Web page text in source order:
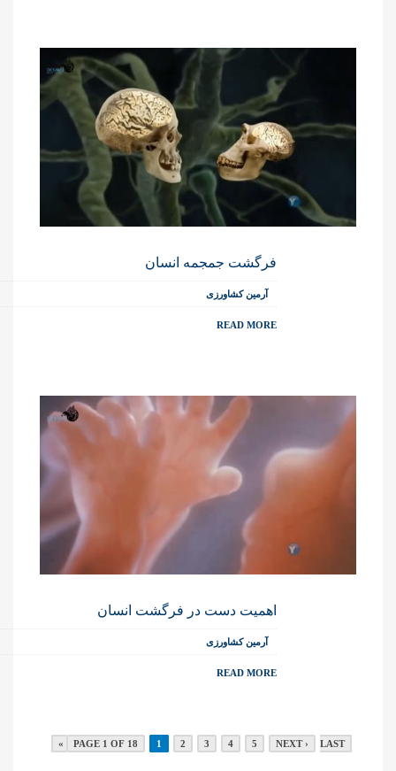
فرگشت جمجمه انسان
آرمین کشاورزی
READ MORE
اهمیت دست در فرگشت انسان
آرمین کشاورزی
READ MORE
PAGE 1 OF 18 1 2 3 4 5 NEXT › LAST »